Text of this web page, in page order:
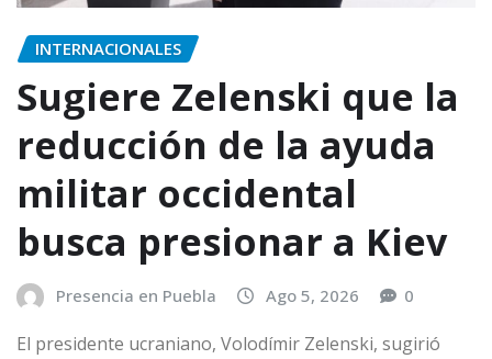
INTERNACIONALES
Sugiere Zelenski que la
reducción de la ayuda
militar occidental
busca presionar a Kiev
Presencia en Puebla Ago 5, 2026 0
El presidente ucraniano, Volodímir Zelenski, sugirió